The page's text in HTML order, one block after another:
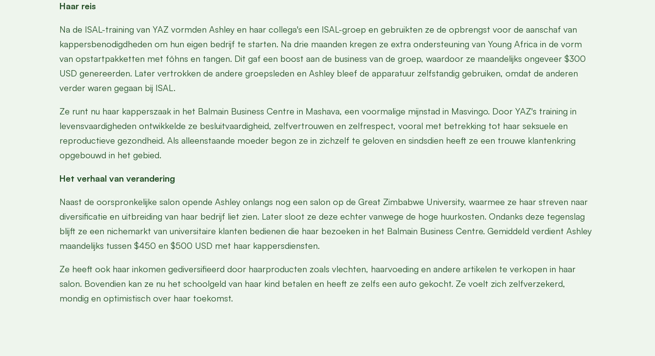
Haar reis
Na de ISAL-training van YAZ vormden Ashley en haar collega's een ISAL-groep en gebruikten ze de opbrengst voor de aanschaf van
kappersbenodigdheden om hun eigen bedrijf te starten. Na drie maanden kregen ze extra ondersteuning van Young Africa in de vorm
van opstartpakketten met föhns en tangen. Dit gaf een boost aan de business van de groep, waardoor ze maandelijks ongeveer $300
USD genereerden. Later vertrokken de andere groepsleden en Ashley bleef de apparatuur zelfstandig gebruiken, omdat de anderen
verder waren gegaan bij ISAL.
Ze runt nu haar kapperszaak in het Balmain Business Centre in Mashava, een voormalige mijnstad in Masvingo. Door YAZ's training in
levensvaardigheden ontwikkelde ze besluitvaardigheid, zelfvertrouwen en zelfrespect, vooral met betrekking tot haar seksuele en
reproductieve gezondheid. Als alleenstaande moeder begon ze in zichzelf te geloven en sindsdien heeft ze een trouwe klantenkring
opgebouwd in het gebied.
Het verhaal van verandering
Naast de oorspronkelijke salon opende Ashley onlangs nog een salon op de Great Zimbabwe University, waarmee ze haar streven naar
diversificatie en uitbreiding van haar bedrijf liet zien. Later sloot ze deze echter vanwege de hoge huurkosten. Ondanks deze tegenslag
blijft ze een nichemarkt van universitaire klanten bedienen die haar bezoeken in het Balmain Business Centre. Gemiddeld verdient Ashley
maandelijks tussen $450 en $500 USD met haar kappersdiensten.
Ze heeft ook haar inkomen gediversifieerd door haarproducten zoals vlechten, haarvoeding en andere artikelen te verkopen in haar
salon. Bovendien kan ze nu het schoolgeld van haar kind betalen en heeft ze zelfs een auto gekocht. Ze voelt zich zelfverzekerd,
mondig en optimistisch over haar toekomst.